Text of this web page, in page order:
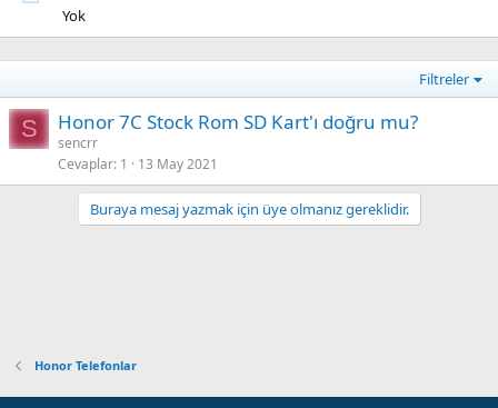
Yok
Filtreler
S Honor 7C Stock Rom SD Kart'ı doğru mu?
sencrr
Cevaplar 1 13 May 2021
Buraya mesaj yazmak için üye olmanız gereklidir.
Honor Telefonlar